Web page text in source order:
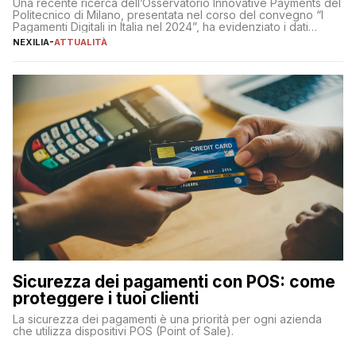
Una recente ricerca dell’Osservatorio Innovative Payments del
Politecnico di Milano, presentata nel corso del convegno “I
Pagamenti Digitali in Italia nel 2024”, ha evidenziato i dati
definitivi del primo semestre 2024 relativamente alle
NEXILIA-ATTUALITÀ
Sicurezza dei pagamenti con POS: come
proteggere i tuoi clienti
La sicurezza dei pagamenti è una priorità per ogni azienda
che utilizza dispositivi POS (Point of Sale).